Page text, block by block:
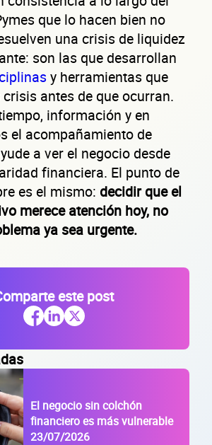
que lo hacen bien no
una crisis de liquidez
son las que desarrollan
y herramientas que
antes de que ocurran.
información y en
el acompañamiento de
a ver el negocio desde
financiera. El punto de
es el mismo: decidir que el
merece atención hoy, no
ya sea urgente.
este post
El negocio sin colchón
financiero es más vulnerable
23/07/2026
tu identidad fiscal — nunca lo compartimos con
54empresas financiadas en los últimos 30 días